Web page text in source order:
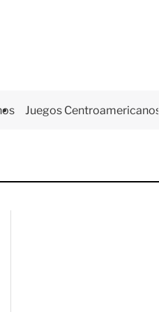
Juegos Centroamericanos